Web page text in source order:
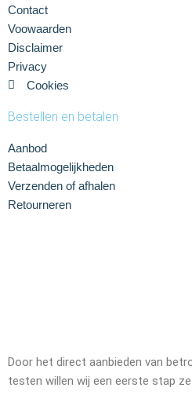
Contact
Voowaarden
Disclaimer
Privacy
Cookies
Bestellen en betalen
Aanbod
Betaalmogelijkheden
Verzenden of afhalen
Retourneren
Door het direct aanbieden van
testen willen wij een eerste stap